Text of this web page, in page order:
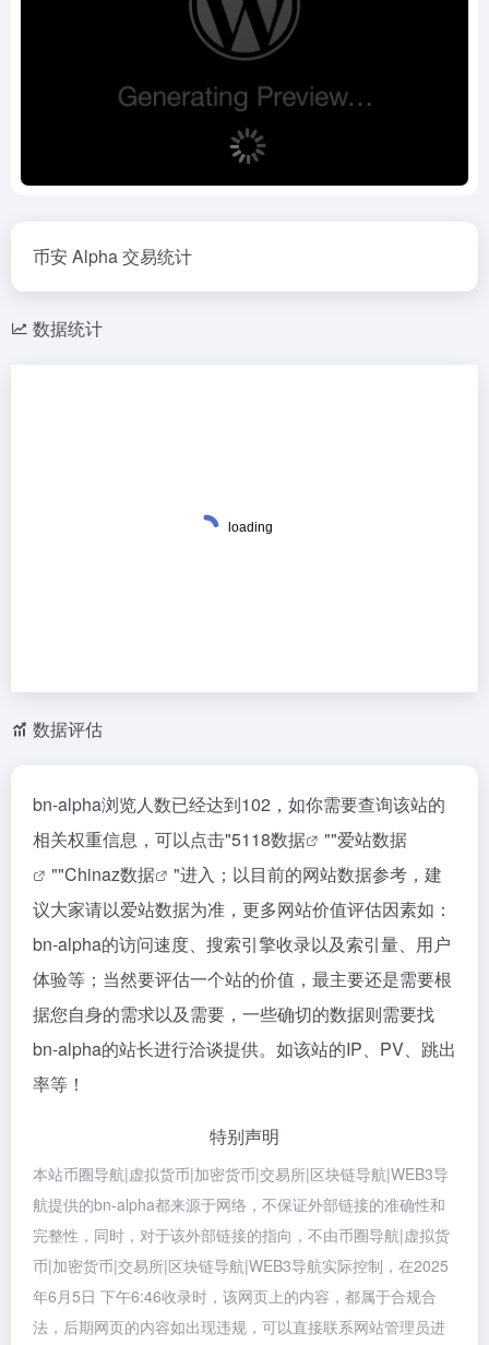
币安 Alpha 交易统计
数据统计
数据评估
bn-alpha浏览人数已经达到102，如你需要查询该站的
相关权重信息，可以点击"5118数据 ""爱站数据
""Chinaz数据
"进入；以目前的网站数据参考，建
议大家请以爱站数据为准，更多网站价值评估因素如：
bn-alpha的访问速度、搜索引擎收录以及索引量、用户
体验等；当然要评估一个站的价值，最主要还是需要根
据您自身的需求以及需要，一些确切的数据则需要找
bn-alpha的站长进行洽谈提供。如该站的IP、PV、跳出
率等！
特别声明
本站币圈导航|虚拟货币|加密货币|交易所|区块链导航|WEB3导
航提供的bn-alpha都来源于网络，不保证外部链接的准确性和
完整性，同时，对于该外部链接的指向，不由币圈导航|虚拟货
币|加密货币|交易所|区块链导航|WEB3导航实际控制，在2025
年6月5日 下午6:46收录时，该网页上的内容，都属于合规合
法，后期网页的内容如出现违规，可以直接联系网站管理员进